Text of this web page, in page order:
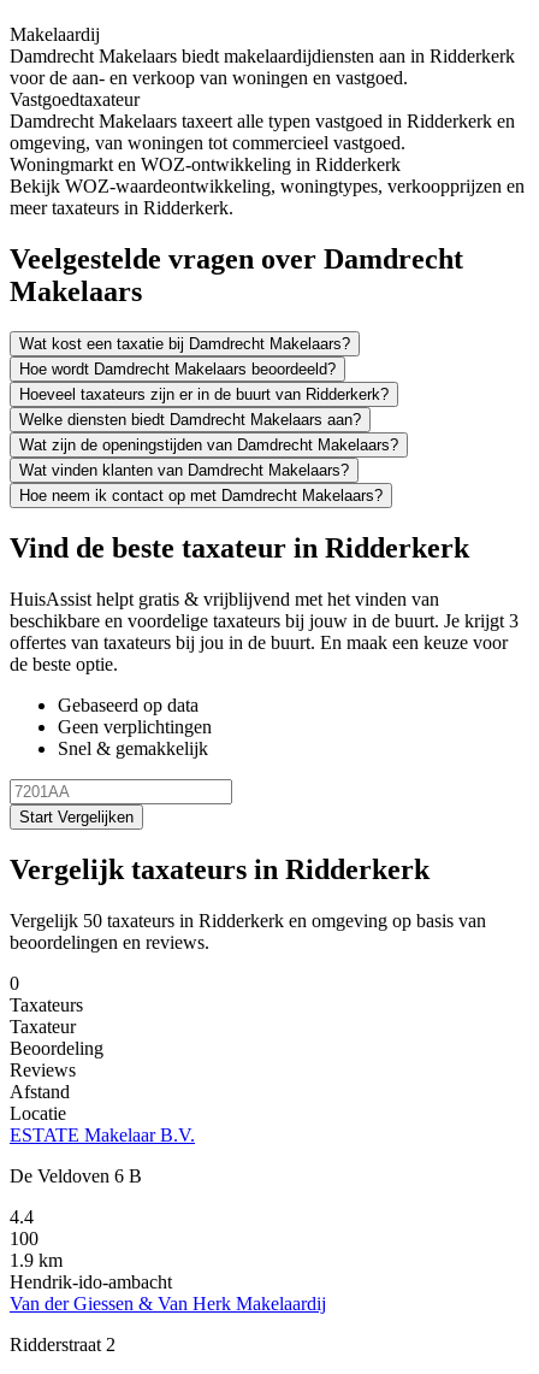
Makelaardij
Damdrecht Makelaars biedt makelaardijdiensten aan in Ridderkerk
voor de aan- en verkoop van woningen en vastgoed.
Vastgoedtaxateur
Damdrecht Makelaars taxeert alle typen vastgoed in Ridderkerk en
omgeving, van woningen tot commercieel vastgoed.
Woningmarkt en WOZ-ontwikkeling in Ridderkerk
Bekijk WOZ-waardeontwikkeling, woningtypes, verkoopprijzen en
meer taxateurs in Ridderkerk.
Veelgestelde vragen over Damdrecht
Makelaars
Wat kost een taxatie bij Damdrecht Makelaars?
Hoe wordt Damdrecht Makelaars beoordeeld?
Hoeveel taxateurs zijn er in de buurt van Ridderkerk?
Welke diensten biedt Damdrecht Makelaars aan?
Wat zijn de openingstijden van Damdrecht Makelaars?
Wat vinden klanten van Damdrecht Makelaars?
Hoe neem ik contact op met Damdrecht Makelaars?
Vind de beste taxateur in Ridderkerk
HuisAssist helpt gratis & vrijblijvend met het vinden van
beschikbare en voordelige taxateurs bij jouw in de buurt. Je krijgt 3
offertes van taxateurs bij jou in de buurt. En maak een keuze voor
de beste optie.
Gebaseerd op data
Geen verplichtingen
Snel & gemakkelijk
Start Vergelijken
Vergelijk taxateurs in Ridderkerk
Vergelijk 50 taxateurs in Ridderkerk en omgeving op basis van
beoordelingen en reviews.
0
Taxateurs
Taxateur
Beoordeling
Reviews
Afstand
Locatie
ESTATE Makelaar B.V.
De Veldoven 6 B
4.4
100
1.9 km
Hendrik-ido-ambacht
Van der Giessen & Van Herk Makelaardij
Ridderstraat 2